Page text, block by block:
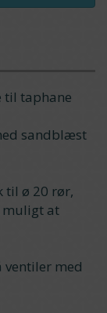
taphane
sandblæst
til ø 20 rør,
muligt at
med